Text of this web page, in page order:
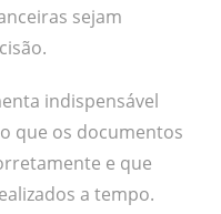
sejam
indispensável
que os documentos
e que
a tempo.